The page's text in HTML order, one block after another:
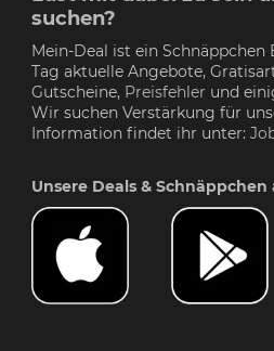
suchen?
Mein-Deal ist ein
Tag aktuelle Angebote,
Gutscheine, Preisfehler und
Wir suchen Verstärkung für
Information findet ihr unter:
Unsere Deals &